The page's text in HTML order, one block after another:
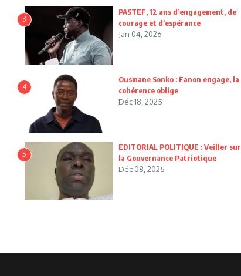
3
PASTEF, 12 ans d’engagement, de
courage et d’espérance
Jan 04, 2026
4
Ousmane Sonko : Fanon engage, la
cohérence oblige
Déc 18, 2025
5
ÉDITORIAL POLITIQUE : Veiller sur
la Gouvernance Patriotique
Déc 08, 2025